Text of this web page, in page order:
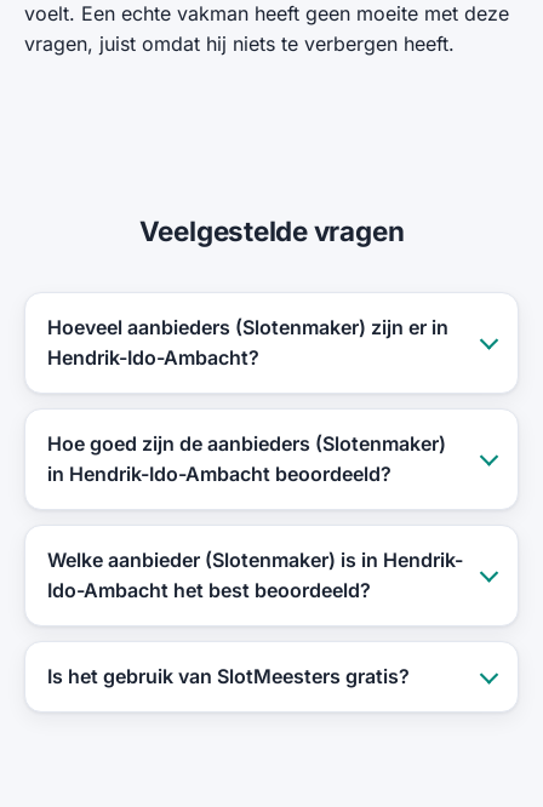
voelt. Een echte vakman heeft geen moeite met deze
vragen, juist omdat hij niets te verbergen heeft.
Veelgestelde vragen
Hoeveel aanbieders (Slotenmaker) zijn er in
Hendrik-Ido-Ambacht?
Hoe goed zijn de aanbieders (Slotenmaker)
in Hendrik-Ido-Ambacht beoordeeld?
Welke aanbieder (Slotenmaker) is in Hendrik-
Ido-Ambacht het best beoordeeld?
Is het gebruik van SlotMeesters gratis?